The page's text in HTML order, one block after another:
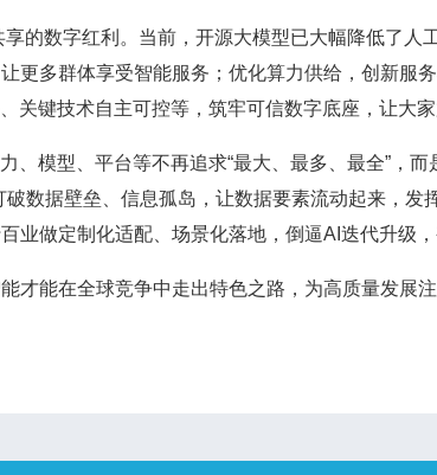
数字红利。当前，开源大模型已大幅降低了人
更多群体享受智能服务；优化算力供给，创新服
键技术自主可控等，筑牢可信数字底座，让大家
型、平台等不再追求“最大、最多、最全”，而
数据壁垒、信息孤岛，让数据要素流动起来，发
做定制化适配、场景化落地，倒逼AI迭代升级，
能在全球竞争中走出特色之路，为高质量发展